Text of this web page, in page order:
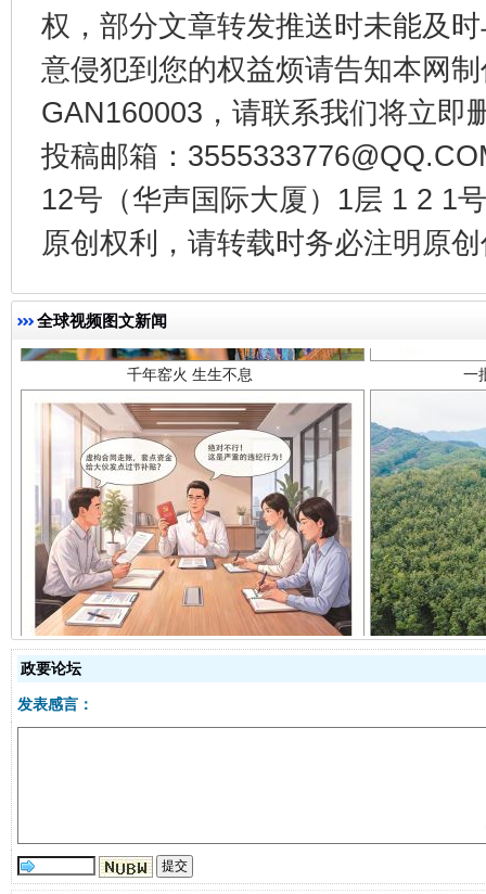
权，部分文章转发推送时未能及
意侵犯到您的权益烦请告知本网
GAN160003，请联系我们将立即
投稿邮箱：
12号（华声国际大厦）1层 1 2 1
原创权利，请转载时务必注明原
全球视频图文新闻
千年窑火 生生不息 一
揭开“小金库”的免责幌子
政要论坛
发表感言：